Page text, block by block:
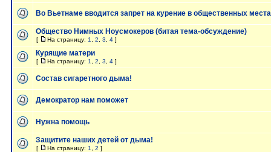
Во Вьетнаме вводится запрет на курение в общественных
Общество Нимных Ноусмокеров (битая тема-обсуждение)
[ На страницу: 1 2 3 4 ]
Курящие матери
[ На страницу: 1 2 3 4 ]
Состав сигаретного дыма!
Демократор нам поможет
Нужна помощь
Защитите наших детей от дыма!
[ На страницу: 1 2 ]